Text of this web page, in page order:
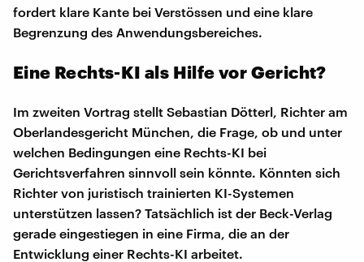
fordert klare Kante bei Verstössen und eine klare
Begrenzung des Anwendungsbereiches.
Eine Rechts-KI als Hilfe vor Gericht?
Im zweiten Vortrag stellt Sebastian Dötterl, Richter am
Oberlandesgericht München, die Frage, ob und unter
welchen Bedingungen eine Rechts-KI bei
Gerichtsverfahren sinnvoll sein könnte. Könnten sich
Richter von juristisch trainierten KI-Systemen
unterstützen lassen? Tatsächlich ist der Beck-Verlag
gerade eingestiegen in eine Firma, die an der
Entwicklung einer Rechts-KI arbeitet.